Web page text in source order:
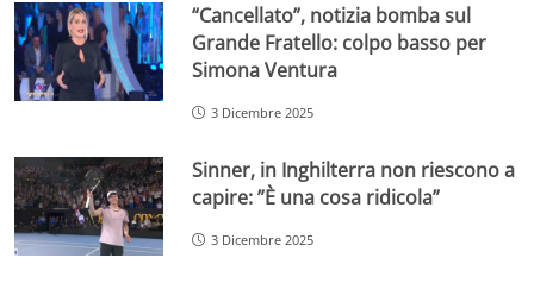
“Cancellato”, notizia bomba sul
Grande Fratello: colpo basso per
Simona Ventura
3 Dicembre 2025
Sinner, in Inghilterra non riescono a
capire: ”È una cosa ridicola”
3 Dicembre 2025